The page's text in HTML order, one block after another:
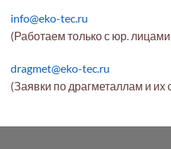
info@eko-tec.ru
(Работаем только с юр.
dragmet@eko-tec.ru
(Заявки по драгметаллам и их